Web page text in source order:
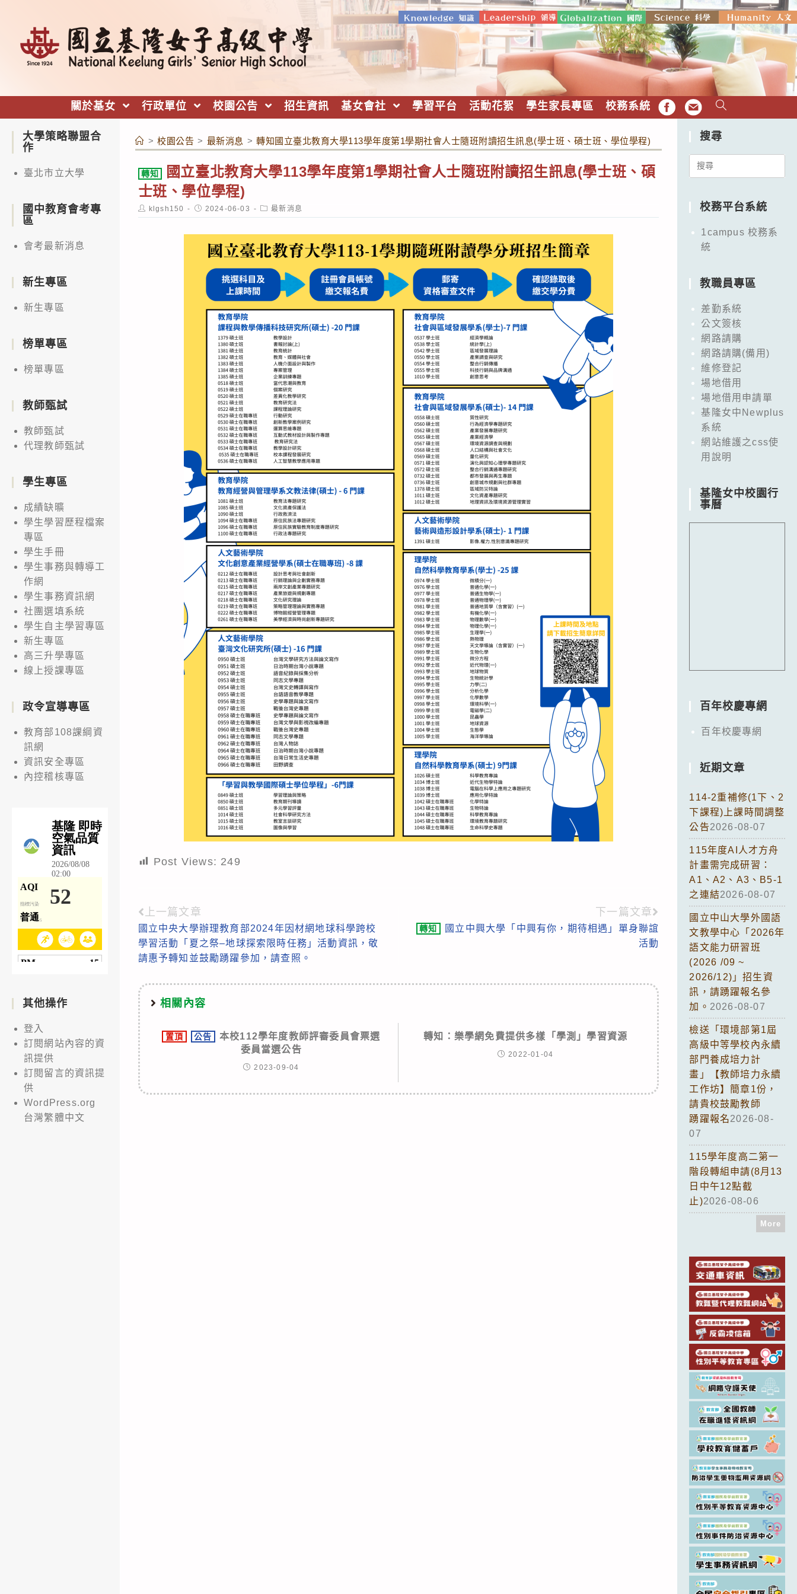
關於基女 行政單位 校園公告 招生資訊 基女會社 學習平台 活動花絮 學生家長專區 校務系統 FB EMAIL
> 校園公告 > 最新消息 > 轉知國立臺北教育大學113學年度第1學期社會人士隨班附讀招生訊息(學士班、碩士班、學位學程)
轉知
國立臺北教育大學113學年度第1學期社會人士隨班附讀招生訊息(學士班、碩
士班、學位學程)
Post
author:
klgsh150
Post
published:
2024-06-03
Post
category:
最新消息
Post Views: 249
Read
more
articles
上一篇文章
國立中央大學辦理教育部2024年因材網地球科學跨校
學習活動「夏之祭–地球探索限時任務」活動資訊，敬
請惠予轉知並鼓勵踴躍參加，請查照。
下一篇文章
轉知
國立中興大學「中興有你，期待相遇」單身聯誼
活動
相關內容
置頂 公告
本校112學年度教師評審委員會票選
委員當選公告
2023-09-04
轉知：樂學網免費提供多樣「學測」學習資源
2022-01-04
大學策略聯盟合
作
臺北市立大學
國中教育會考專
區
會考最新消息
新生專區
新生專區
榜單專區
榜單專區
教師甄試
教師甄試
代理教師甄試
學生專區
成績缺曠
學生學習歷程檔案
專區
學生手冊
學生事務與轉導工
作網
學生事務資訊網
社團選填系統
學生自主學習專區
新生專區
高三升學專區
線上授課專區
政令宣導專區
教育部108課綱資
訊網
資訊安全專區
內控稽核專區
其他操作
登入
訂閱網站內容的資
訊提供
訂閱留言的資訊提
供
WordPress.org
台灣繁體中文
搜尋
Search
校務平台系統
1campus 校務系
統
教職員專區
差勤系統
公文簽核
網路請購
網路請購(備用)
維修登記
場地借用
場地借用申請單
基隆女中Newplus
系統
網站維護之css使
用說明
基隆女中校園行
事曆
百年校慶專網
百年校慶專網
近期文章
114-2重補修(1下、2
下課程)上課時間調整
公告2026-08-07
115年度AI人才方舟
計畫需完成研習：
A1、A2、A3、B5-1
之連結2026-08-07
國立中山大學外國語
文教學中心「2026年
語文能力研習班
(2026 /09 ~
2026/12)」招生資
訊，請踴躍報名參
加。 2026-08-07
檢送「環境部第1屆
高級中等學校內永續
部門養成培力計
畫」【教師培力永續
工作坊】簡章1份，
請貴校鼓勵教師
踴躍報名2026-08-
07
115學年度高二第一
階段轉組申請(8月13
日中午12點截
止)2026-08-06
More